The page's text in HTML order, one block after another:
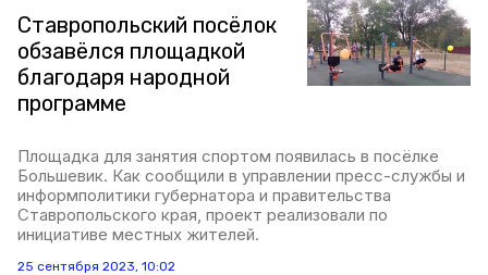
Ставропольский посёлок
обзавёлся площадкой
благодаря народной
программе
Площадка для занятия спортом появилась в посёлке
Большевик. Как сообщили в управлении пресс-службы и
информполитики губернатора и правительства
Ставропольского края, проект реализовали по
инициативе местных жителей.
25 сентября 2023, 10:02